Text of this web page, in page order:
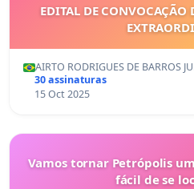
EDITAL DE CONVOCAÇÃO
AIRTO RODRIGUES DE BARROS
30 assinaturas
15 Oct 2025
Vamos tornar Petrópolis
fácil de se